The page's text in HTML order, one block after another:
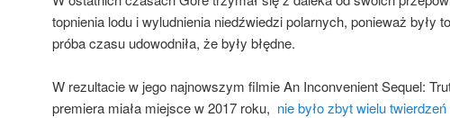
topnienia lodu i wyludnienia niedźwiedzi polarnych, ponieważ były
próba czasu udowodniła, że ​​były błędne.
W rezultacie w jego najnowszym filmie An Inconvenient Sequel:
premiera miała miejsce w 2017 roku, nie było zbyt wielu